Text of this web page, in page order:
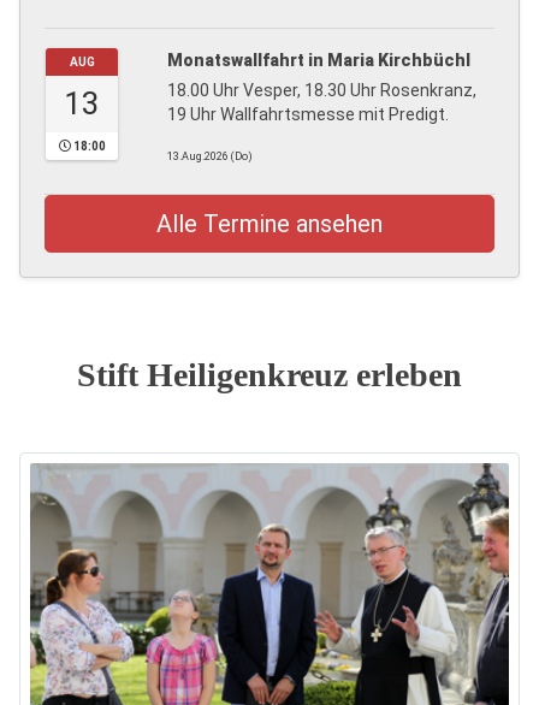
AUG
13
18:00
Monatswallfahrt in Maria Kirchbüchl
18.00 Uhr Vesper, 18.30 Uhr Rosenkranz,
19 Uhr Wallfahrtsmesse mit Predigt.
13.Aug.2026 (Do)
Alle Termine ansehen
Stift Heiligenkreuz erleben